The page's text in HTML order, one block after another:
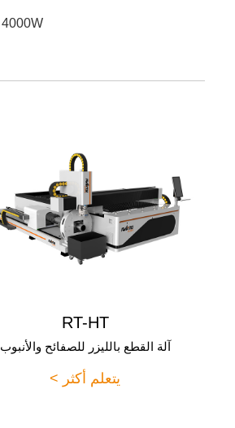
4000W
RT-HT
آلة القطع بالليزر للصفائح والأنبوب
يتعلم أكثر >